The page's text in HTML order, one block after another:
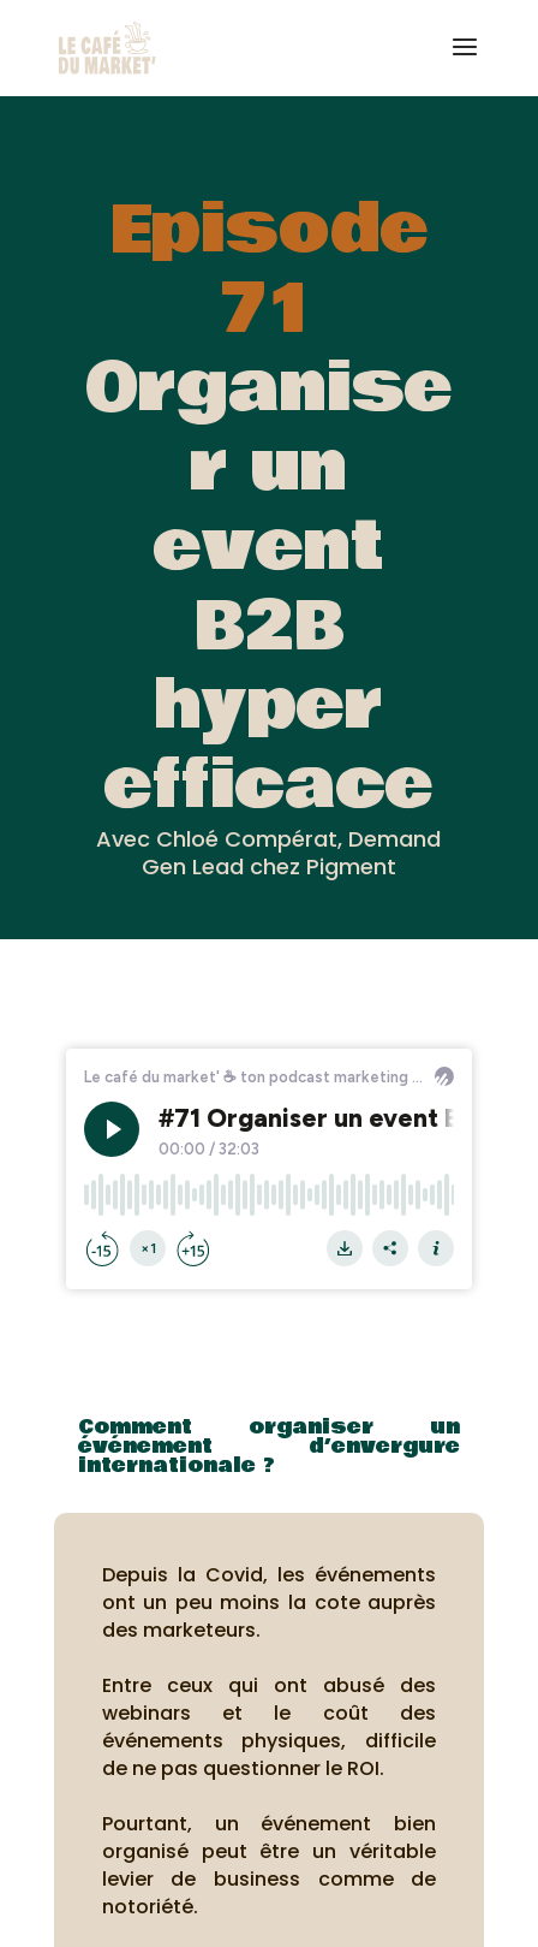
Episode
71
Organise
r un
event
B2B
hyper
efficace
Avec Chloé Compérat, Demand
Gen Lead chez Pigment
Comment organiser un
événement d’envergure
internationale ?
Depuis la Covid, les événements
ont un peu moins la cote auprès
des marketeurs.
Entre ceux qui ont abusé des
webinars et le coût des
événements physiques, difficile
de ne pas questionner le ROI.
Pourtant, un événement bien
organisé peut être un véritable
levier de business comme de
notoriété.